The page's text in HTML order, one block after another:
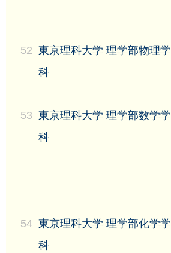
52 東京理科大学 理学部物理学
科
53 東京理科大学 理学部数学学
科
54 東京理科大学 理学部化学学
科